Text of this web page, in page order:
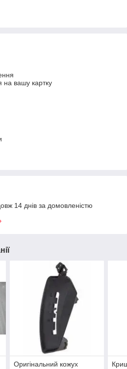
на вашу картку
14 днів за домовленістю
Оригінальний кожух